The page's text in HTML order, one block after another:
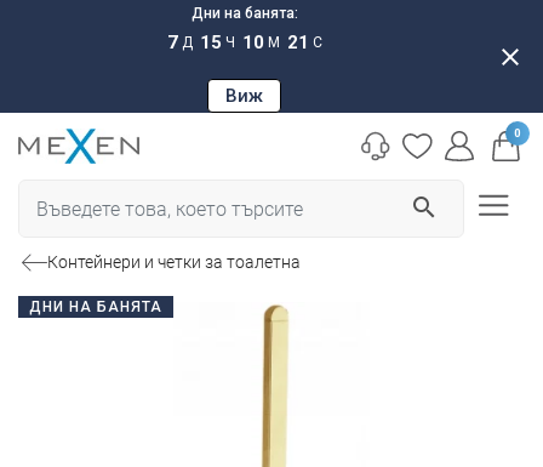
Дни на банята:
7 Д 15 Ч 10 М 20 С
Виж
close
search
0
Контейнери и четки за тоалетна
ДНИ НА БАНЯТА